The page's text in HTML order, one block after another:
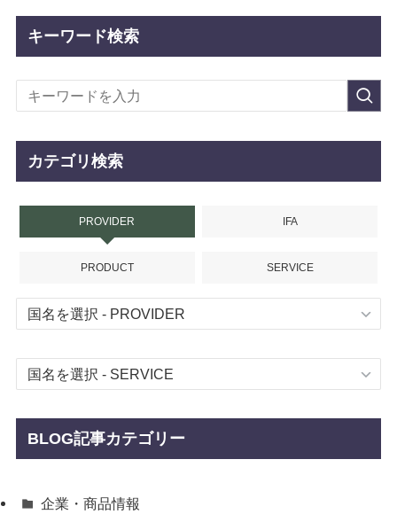
キーワード検索
カテゴリ検索
PROVIDER IFA
PRODUCT SERVICE
BLOG記事カテゴリー
企業・商品情報